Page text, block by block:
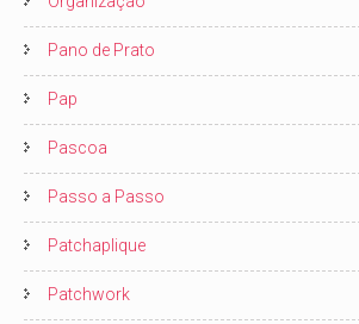
Pano de Prato
Pap
Pascoa
Passo a Passo
Patchaplique
Patchwork